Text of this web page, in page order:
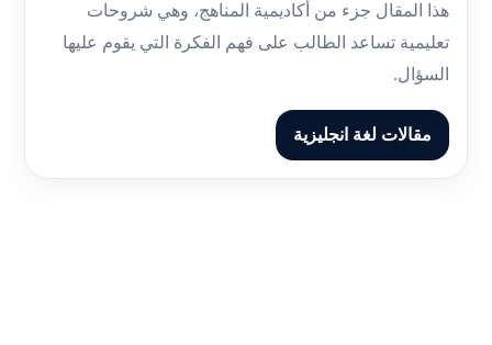
هذا المقال جزء من أكاديمية المناهج، وهي شروحات
تعليمية تساعد الطالب على فهم الفكرة التي يقوم عليها
السؤال.
مقالات لغة انجليزية